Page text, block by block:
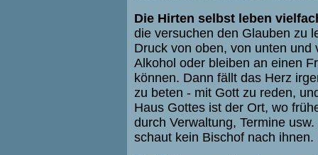
Die Hirten selbst leben
die versuchen den Glauben zu
Druck von oben, von unten
Alkohol oder bleiben an einen
können. Dann fällt das Herz
zu beten - mit Gott zu reden,
Haus Gottes ist der Ort, wo
durch Verwaltung, Termine
schaut kein Bischof nach ihnen.